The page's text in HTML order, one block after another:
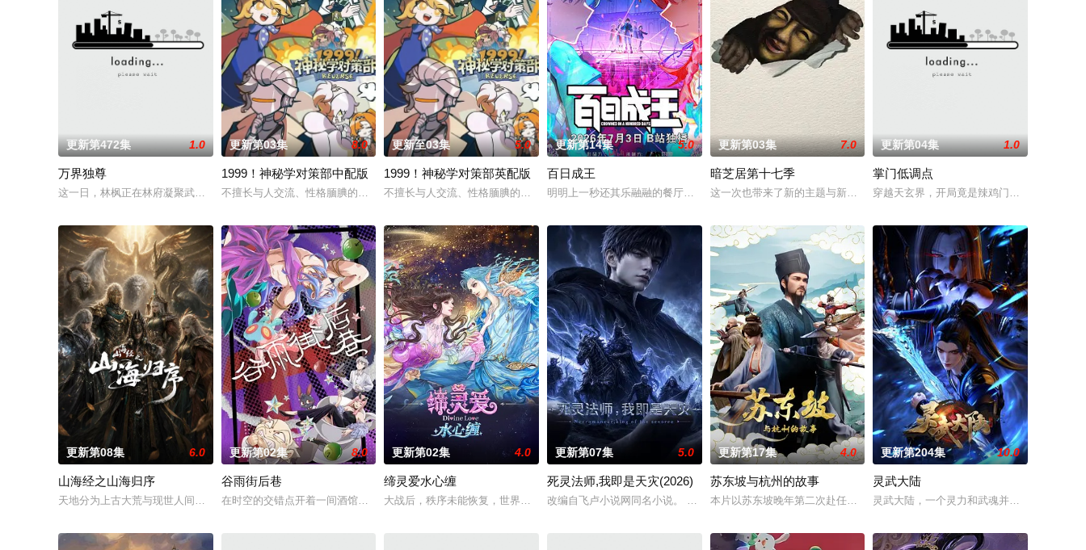
更新第472集 1.0
万界独尊
这一日，林枫正在林府凝聚武魂，不想，他才刚将剑武魂修炼成雏形，未婚妻姬漫夭就趁机夺走了他的武魂，还导致其差点吐血身亡。与此同时，林枫的精神进
更新第03集 8.0
1999！神秘学对策部中配版
不擅长与人交流、性格腼腆的马库斯在一场乌龙中意外成为了“神秘学事件对策部”的负责人。面对星锑、兔毛手袋等一众行事乖张、性格跳脱的怪咖同事，原
更新至03集 5.0
1999！神秘学对策部英配版
不擅长与人交流、性格腼腆的马库斯在一场乌龙中意外成为了“神秘学事件对策部”的负责人。面对星锑、兔毛手袋等一众行事乖张、性格跳脱的怪咖同
更新第14集 5.0
百日成王
明明上一秒还其乐融融的餐厅，下一秒竟然血流成河……明明是爱民如子的君王下一秒竟然变成嗜血凶兽……“明”失
更新第03集 7.0
暗芝居第十七季
这一次也带来了新的主题与新的恐怖演出，充满了令人脊背发凉的故事。负责演
更新第04集 1.0
掌门低调点
穿越天玄界，开局竟是辣鸡门派掌门人！都
更新第08集 6.0
山海经之山海归序
天地分为上古大荒与现世人间两界，由太极壁垒相隔，域外虚无异境滋生侵蚀神魂、扰乱秩序的暗紫色暗力；天地遴选十二山海神兽为十二秩序祀神，各携本命
更新第02集 8.0
谷雨街后巷
在时空的交错点开着一间酒馆——谷雨街后巷。 无论城市的角落，还是繁星坠落的荒漠， 穿过现实的迷宫，欢迎光临“谷雨街后巷”。 在这有着无尽时间
更新第02集 4.0
缔灵爱水心缠
大战后，秩序未能恢复，世界陷入混乱。混沌从深渊崛起，黑暗如潮水般吞噬大地……缔默完成了命运的蜕变——她不再是被守护的少女，而是手持万
更新第07集 5.0
死灵法师,我即是天灾(2026)
改编自飞卢小说网同名小说。 游戏降临现实，世界规则颠覆，人类进入全民转职时代。 机遇之下暗流汹涌，深渊的
更新第17集 4.0
苏东坡与杭州的故事
本片以苏东坡晚年第二次赴任杭州，与老友佛印（一心想将苏东坡渡入佛门）
更新第204集 10.0
灵武大陆
灵武大陆，一个灵力和武魂并存的世界，灵